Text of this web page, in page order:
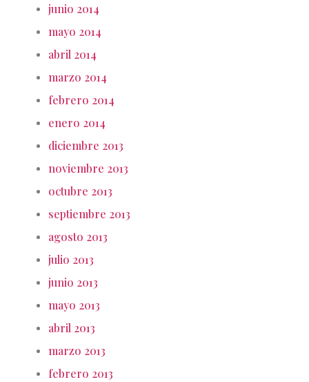
junio 2014
mayo 2014
abril 2014
marzo 2014
febrero 2014
enero 2014
diciembre 2013
noviembre 2013
octubre 2013
septiembre 2013
agosto 2013
julio 2013
junio 2013
mayo 2013
abril 2013
marzo 2013
febrero 2013